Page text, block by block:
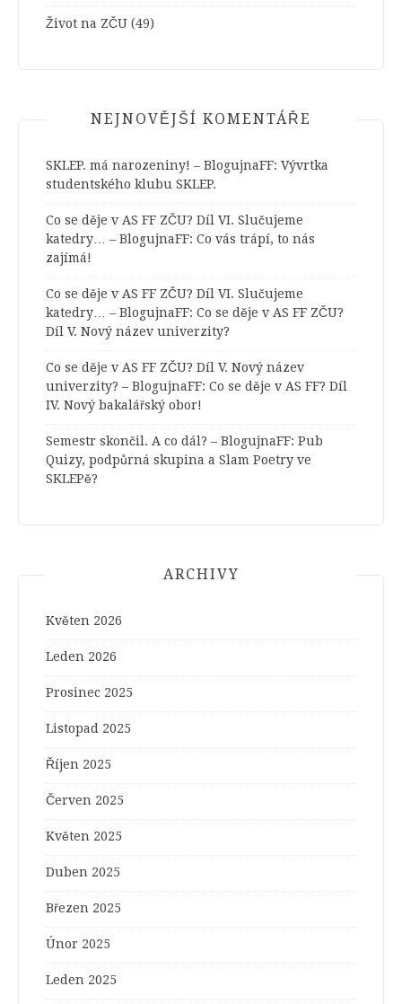
Život na ZČU (49)
NEJNOVĚJŠÍ KOMENTÁŘE
SKLEP. má narozeniny! – BlogujnaFF: Vývrtka
studentského klubu SKLEP.
Co se děje v AS FF ZČU? Díl VI. Slučujeme
katedry… – BlogujnaFF: Co vás trápí, to nás
zajímá!
Co se děje v AS FF ZČU? Díl VI. Slučujeme
katedry… – BlogujnaFF: Co se děje v AS FF ZČU?
Díl V. Nový název univerzity?
Co se děje v AS FF ZČU? Díl V. Nový název
univerzity? – BlogujnaFF: Co se děje v AS FF? Díl
IV. Nový bakalářský obor!
Semestr skončil. A co dál? – BlogujnaFF: Pub
Quizy, podpůrná skupina a Slam Poetry ve
SKLEPě?
ARCHIVY
Květen 2026
Leden 2026
Prosinec 2025
Listopad 2025
Říjen 2025
Červen 2025
Květen 2025
Duben 2025
Březen 2025
Únor 2025
Leden 2025